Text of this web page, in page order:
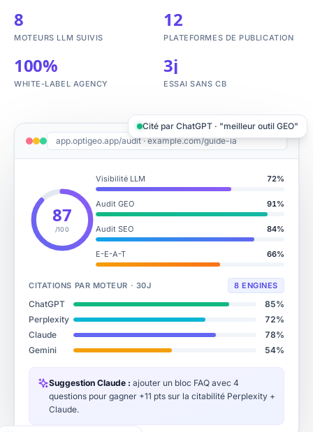
8
MOTEURS LLM SUIVIS
12
PLATEFORMES DE PUBLICATION
100%
WHITE-LABEL AGENCY
3j
ESSAI SANS CB
app.optigeo.app/audit · example.com/guide-ia
87
/100
Visibilité LLM 72%
Audit GEO 91%
Audit SEO 84%
E-E-A-T 66%
CITATIONS PAR MOTEUR · 30J 8 ENGINES
ChatGPT 85%
Perplexity
72%
Claude
78%
Gemini
54%
Suggestion Claude : ajouter un bloc FAQ avec 4
questions pour gagner +11 pts sur la citabilité Perplexity +
Claude.
Cité par ChatGPT · "meilleur outil GEO"